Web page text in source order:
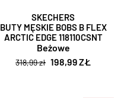
SKECHERS
BUTY MĘSKIE BOBS B FLEX
ARCTIC EDGE 118110CSNT
Beżowe
318,99 zł 198,99 ZŁ